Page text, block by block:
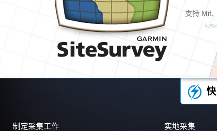
支持 Mif
制定采集工作 实地采集